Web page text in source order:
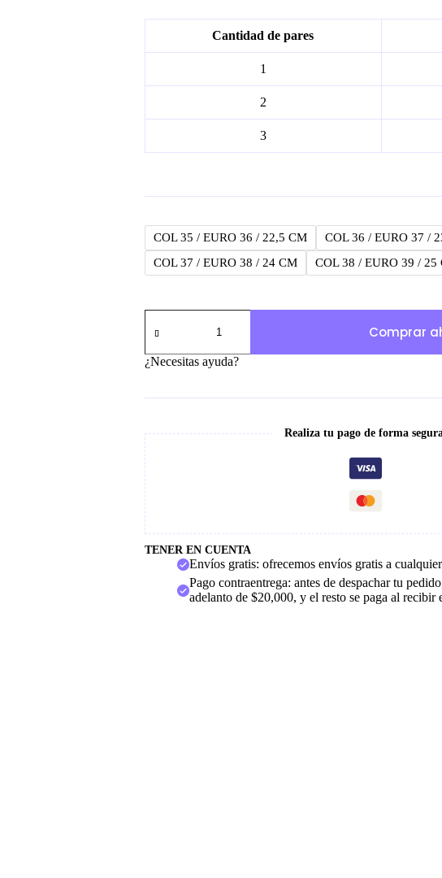
Cantidad de pares
1
2
3
COL 35 / EURO 36 / 22,5 CM
COL 36 / EURO 37 /
COL 37 / EURO 38 / 24 CM
COL 38 / EURO 39 / 25
Blazer
cantidad
Comprar
¿Necesitas ayuda?
Realiza tu pago de forma
TENER EN CUENTA
Envíos gratis: ofrecemos envíos gratis a
Pago contraentrega: antes de despachar tu
adelanto de $20,000, y el resto se paga al recibir